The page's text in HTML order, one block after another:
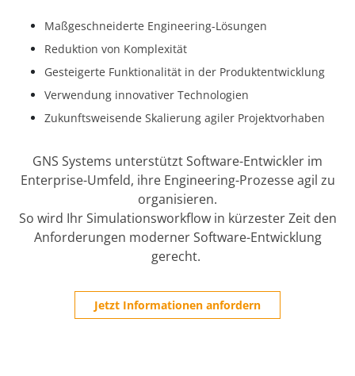
Maßgeschneiderte Engineering-Lösungen
Reduktion von Komplexität
Gesteigerte Funktionalität in der Produktentwicklung
Verwendung innovativer Technologien
Zukunftsweisende Skalierung agiler Projektvorhaben
GNS Systems unterstützt Software-Entwickler im
Enterprise-Umfeld, ihre Engineering-Prozesse agil zu
organisieren.
So wird Ihr Simulationsworkflow in kürzester Zeit den
Anforderungen moderner Software-Entwicklung
gerecht.
Jetzt Informationen anfordern